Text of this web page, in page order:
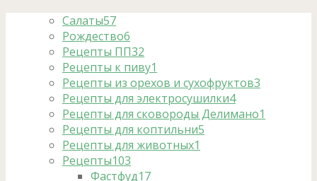
Салаты57
Рождество6
Рецепты ПП32
Рецепты к пиву1
Рецепты из орехов и сухофруктов3
Рецепты для электросушилки4
Рецепты для сковороды Делимано1
Рецепты для коптильни5
Рецепты для животных1
Рецепты103
Фастфуд17